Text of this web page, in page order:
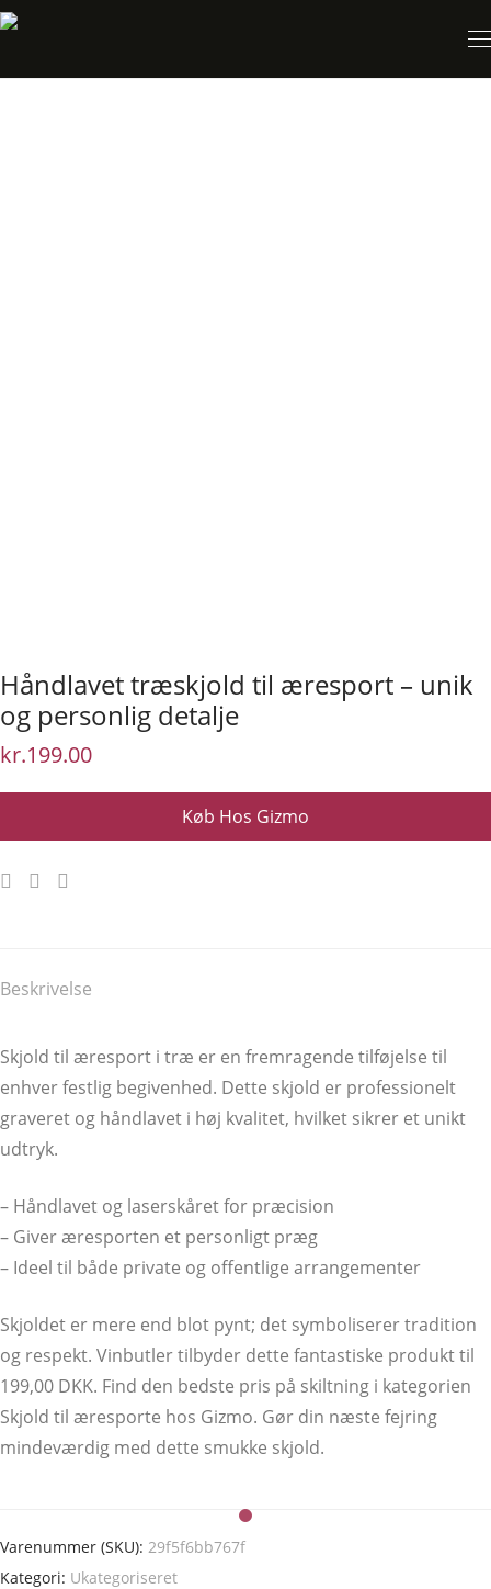
Håndlavet træskjold til æresport – unik
og personlig detalje
kr.199.00
Køb Hos Gizmo
Beskrivelse
Skjold til æresport i træ er en fremragende tilføjelse til
enhver festlig begivenhed. Dette skjold er professionelt
graveret og håndlavet i høj kvalitet, hvilket sikrer et unikt
udtryk.
– Håndlavet og laserskåret for præcision
– Giver æresporten et personligt præg
– Ideel til både private og offentlige arrangementer
Skjoldet er mere end blot pynt; det symboliserer tradition
og respekt. Vinbutler tilbyder dette fantastiske produkt til
199,00 DKK. Find den bedste pris på skiltning i kategorien
Skjold til æresporte hos Gizmo. Gør din næste fejring
mindeværdig med dette smukke skjold.
Varenummer (SKU): 29f5f6bb767f
Kategori: Ukategoriseret